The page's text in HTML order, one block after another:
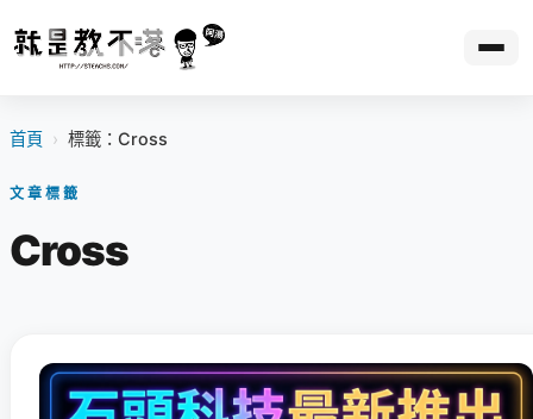
首頁 › 標籤：Cross
文章標籤
Cross